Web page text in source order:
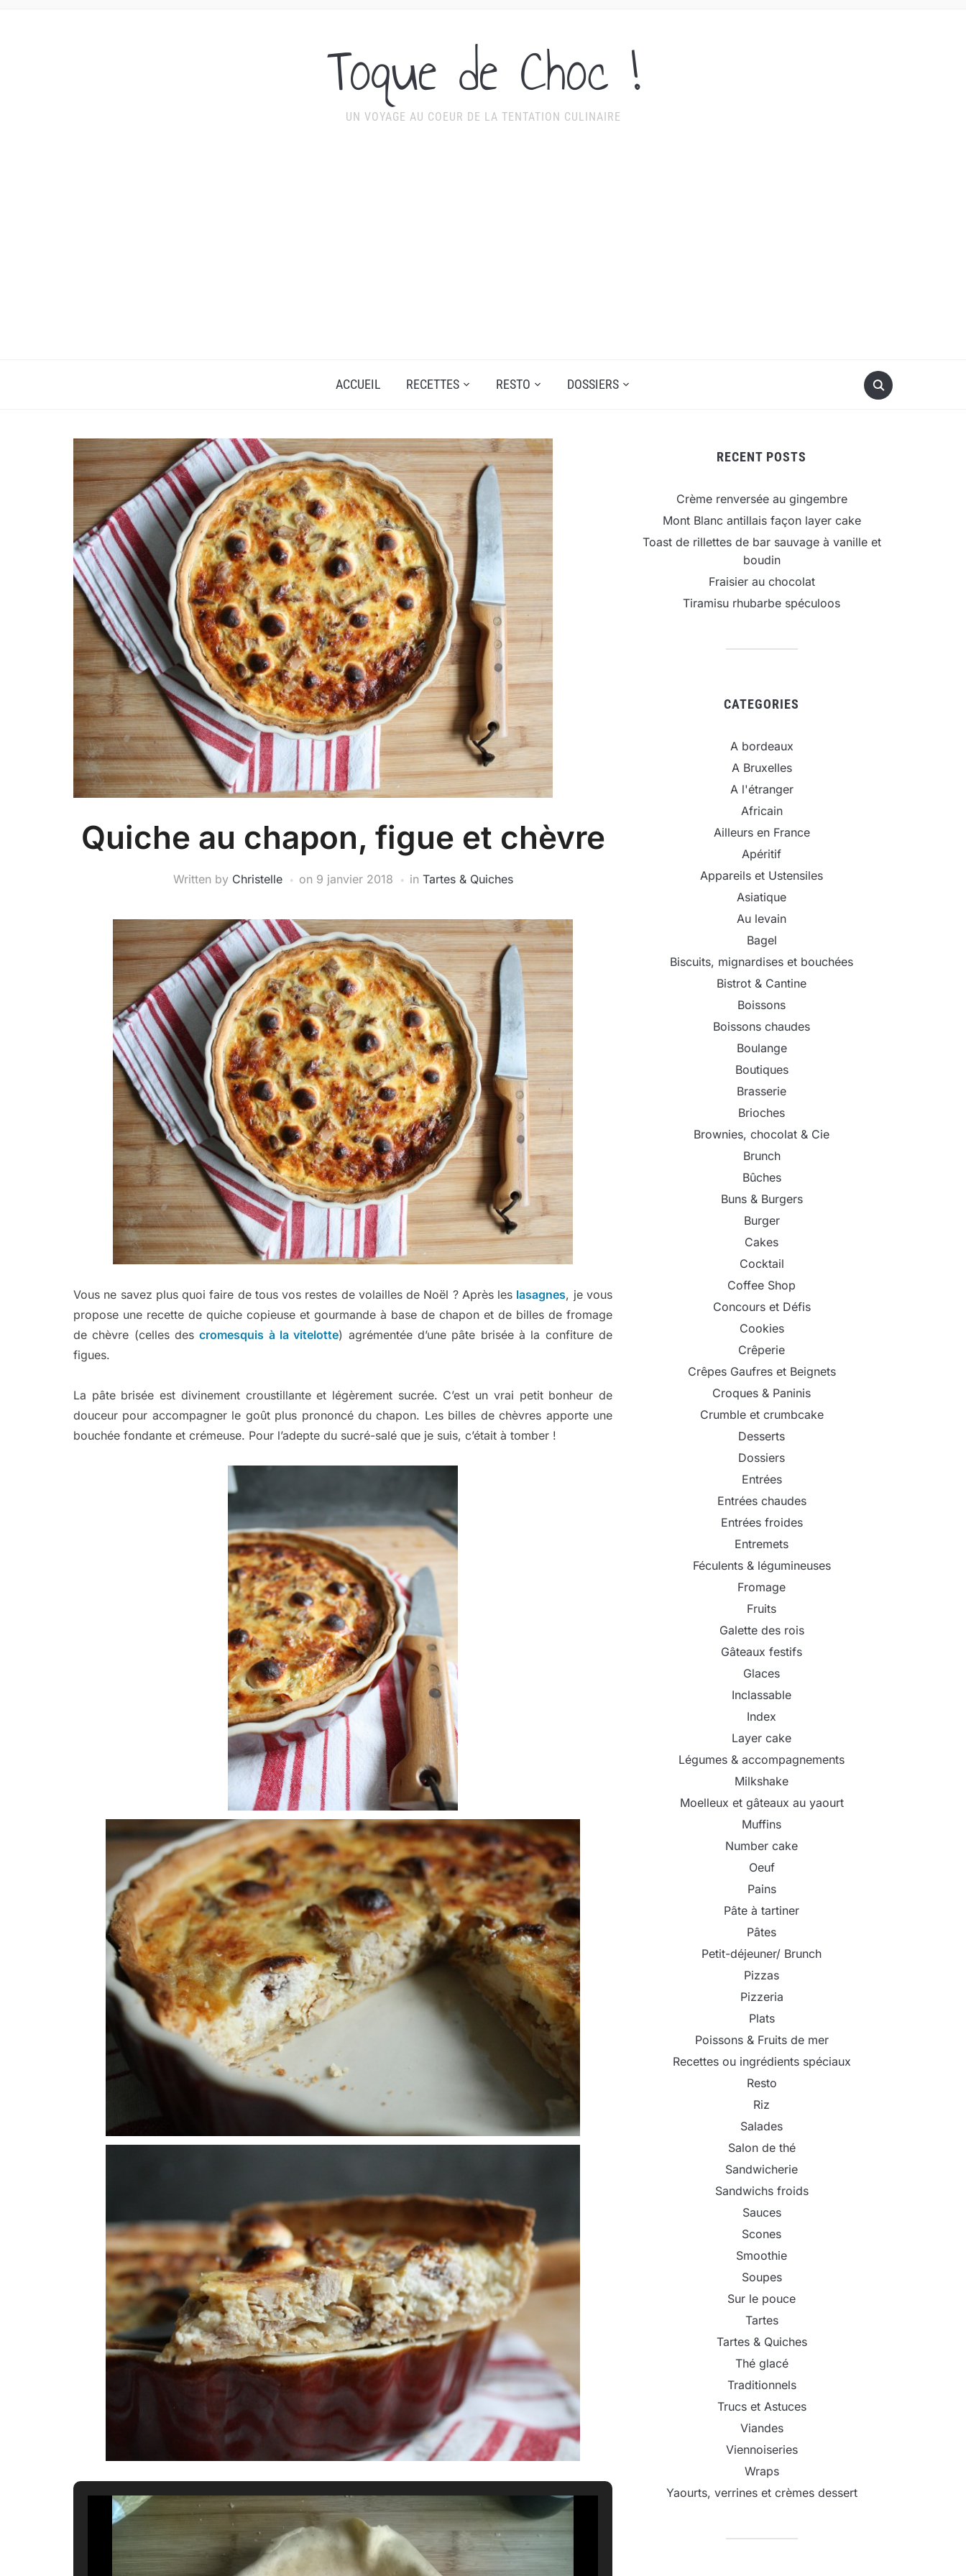
Toque de Choc !
UN VOYAGE AU COEUR DE LA TENTATION CULINAIRE
ACCUEIL RECETTES RESTO DOSSIERS
Quiche au chapon, figue et chèvre
Written by Christelle on 9 janvier 2018 in Tartes & Quiches
Vous ne savez plus quoi faire de tous vos restes de volailles de Noël ? Après les lasagnes, je vous
propose une recette de quiche copieuse et gourmande à base de chapon et de billes de fromage
de chèvre (celles descromesquis à la vitelotte) agrémentée d’une pâte brisée à la confiture de
figues.
La pâte brisée est divinement croustillante et légèrement sucrée. C’est un vrai petit bonheur de
douceur pour accompagner le goût plus prononcé du chapon. Les billes de chèvres apporte une
bouchée fondante et crémeuse. Pour l’adepte du sucré-salé que je suis, c’était à tomber !
RECENT POSTS
Crème renversée au gingembre
Mont Blanc antillais façon layer cake
Toast de rillettes de bar sauvage à vanille et
boudin
Fraisier au chocolat
Tiramisu rhubarbe spéculoos
CATEGORIES
A bordeaux
A Bruxelles
A l'étranger
Africain
Ailleurs en France
Apéritif
Appareils et Ustensiles
Asiatique
Au levain
Bagel
Biscuits, mignardises et bouchées
Bistrot & Cantine
Boissons
Boissons chaudes
Boulange
Boutiques
Brasserie
Brioches
Brownies, chocolat & Cie
Brunch
Bûches
Buns & Burgers
Burger
Cakes
Cocktail
Coffee Shop
Concours et Défis
Cookies
Crêperie
Crêpes Gaufres et Beignets
Croques & Paninis
Crumble et crumbcake
Desserts
Dossiers
Entrées
Entrées chaudes
Entrées froides
Entremets
Féculents & légumineuses
Fromage
Fruits
Galette des rois
Gâteaux festifs
Glaces
Inclassable
Index
Layer cake
Légumes & accompagnements
Milkshake
Moelleux et gâteaux au yaourt
Muffins
Number cake
Oeuf
Pains
Pâte à tartiner
Pâtes
Petit-déjeuner/ Brunch
Pizzas
Pizzeria
Plats
Poissons & Fruits de mer
Recettes ou ingrédients spéciaux
Resto
Riz
Salades
Salon de thé
Sandwicherie
Sandwichs froids
Sauces
Scones
Smoothie
Soupes
Sur le pouce
Tartes
Tartes & Quiches
Thé glacé
Traditionnels
Trucs et Astuces
Viandes
Viennoiseries
Wraps
Yaourts, verrines et crèmes dessert